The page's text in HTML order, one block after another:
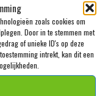
zoals cookies om
Door in te stemmen met
of unieke ID's op deze
intrekt, kan dit een